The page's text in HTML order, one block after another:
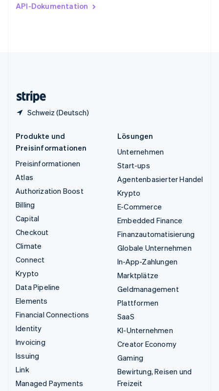
API-Dokumentation
Schweiz (Deutsch)
English
Produkte und
Preisinformationen
Preisinformationen
Atlas
Authorization Boost
Billing
Capital
Checkout
Climate
Connect
Krypto
Data Pipeline
Elements
Financial Connections
Identity
Invoicing
Issuing
Link
Managed Payments
Lösungen
Unternehmen
Start-ups
Agentenbasierter Handel
Krypto
E-Commerce
Embedded Finance
Finanzautomatisierung
Globale Unternehmen
In-App-Zahlungen
Marktplätze
Geldmanagement
Plattformen
SaaS
KI-Unternehmen
Creator Economy
Gaming
Bewirtung, Reisen und
Freizeit